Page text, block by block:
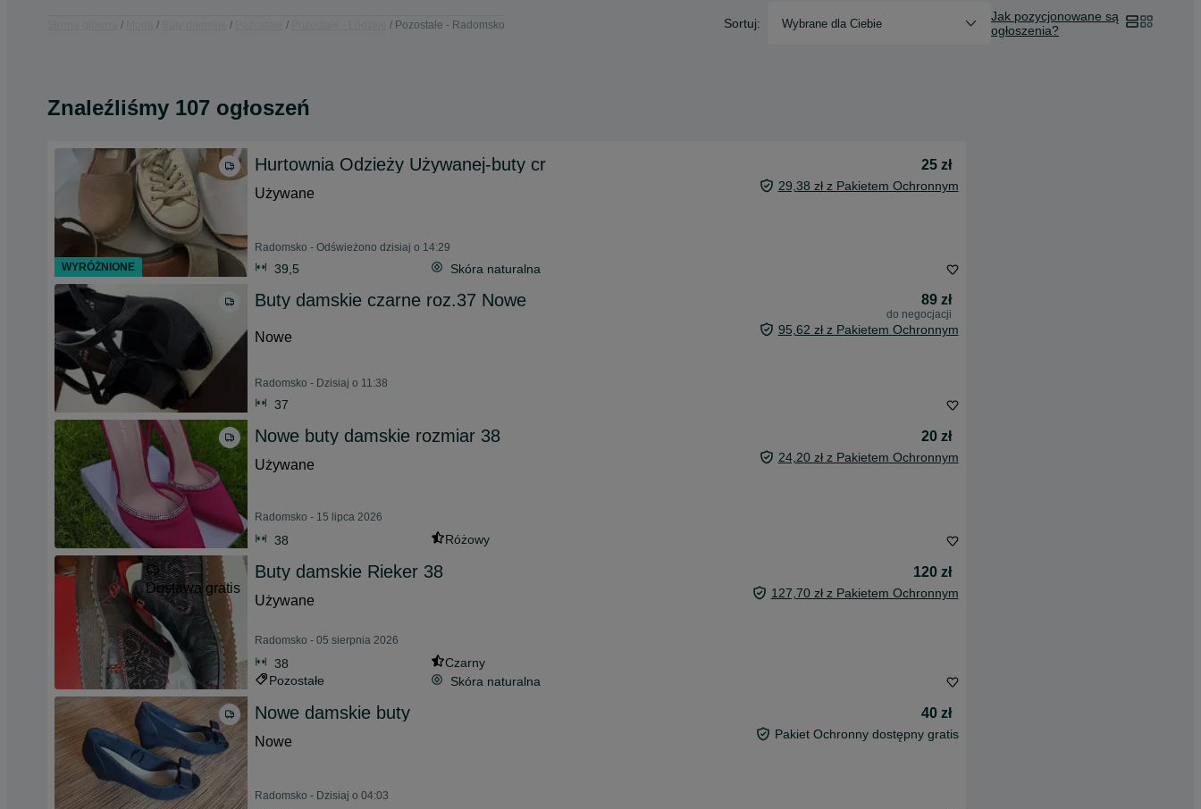
Pozostałe - Radomsko Sortuj: Wybrane dla Ciebie
Jak pozycjonowane są
ogłoszenia?
Znaleźliśmy 107 ogłoszeń
Hurtownia Odzieży Używanej-buty cr
25 zł
Używane
29,38 zł z Pakietem Ochronnym
Radomsko - Odświeżono dzisiaj o 14:29
39,5 Skóra naturalna
Buty damskie czarne roz.37 Nowe 89 zł
do negocjacji
Nowe 95,62 zł z Pakietem Ochronnym
Radomsko - Dzisiaj o 11:38
37
Nowe buty damskie rozmiar 38
20 zł
Używane
24,20 zł z Pakietem Ochronnym
Radomsko - 15 lipca 2026
38 Różowy
Dostawa gratis
Buty damskie Rieker 38
120 zł
Używane
127,70 zł z Pakietem Ochronnym
Radomsko - 05 sierpnia 2026
38
Czarny
Pozostałe
Skóra naturalna
Nowe damskie buty
40 zł
Nowe
Pakiet Ochronny dostępny gratis
Radomsko - Dzisiaj o 04:03
WYRÓŻNIONE